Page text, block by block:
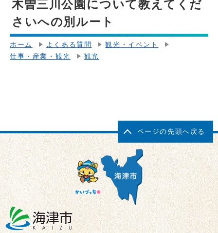
木曽三川公園について教えてくだ
さいへの別ルート
ホーム よくある質問
観光・イベント
仕事・産業・観光
観光
ページの先頭へ戻る